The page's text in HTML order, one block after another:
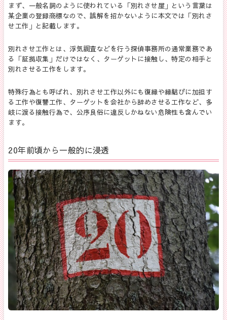
まず、一般名詞のように使われている「別れさせ屋」という言葉は
某企業の登録商標なので、誤解を招かないように本文では「別れさ
せ工作」と記載します。
別れさせ工作とは、浮気調査などを行う探偵事務所の通常業務であ
る「証拠収集」だけではなく、ターゲットに接触し、特定の相手と
別れさせる工作をします。
特殊行為とも呼ばれ、別れさせ工作以外にも復縁や縁結びに加担す
る工作や復讐工作、ターゲットを会社から辞めさせる工作など、多
岐に渡る接触行為で、公序良俗に違反しかねない危険性も含んでい
ます。
20年前頃から一般的に浸透